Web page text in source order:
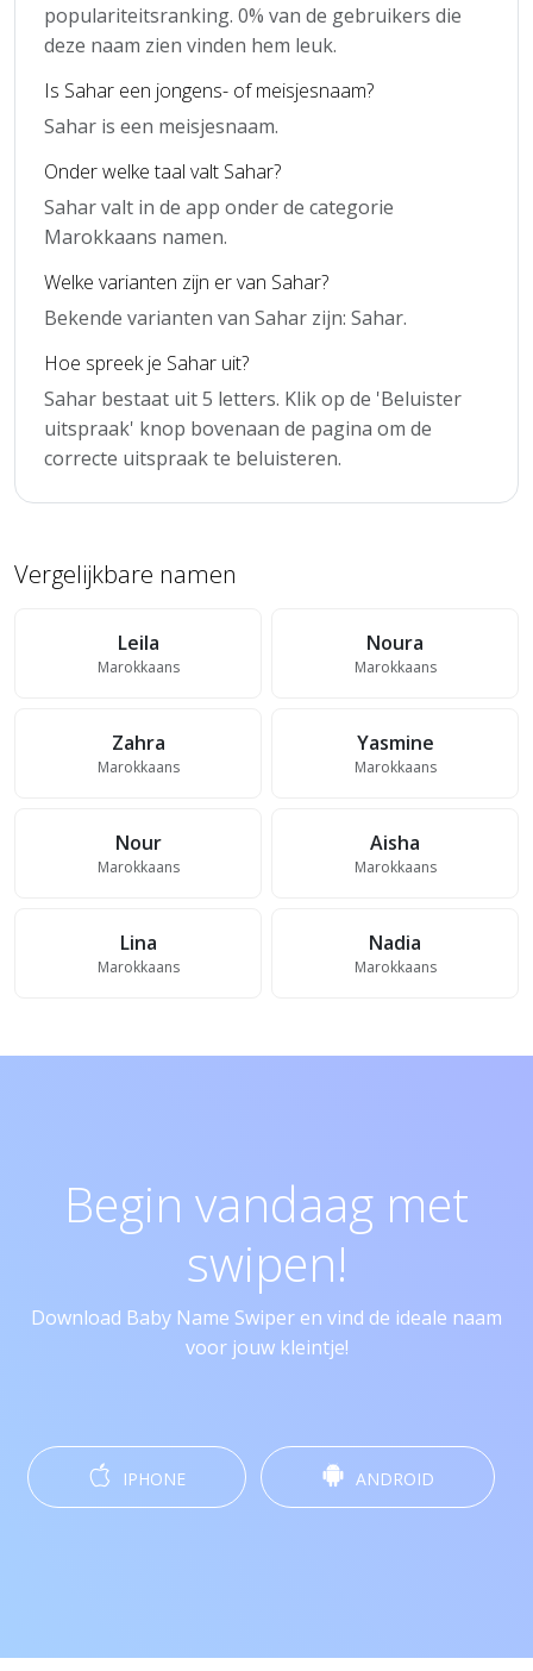
populariteitsranking. 0% van de gebruikers die
deze naam zien vinden hem leuk.
Is Sahar een jongens- of meisjesnaam?
Sahar is een meisjesnaam.
Onder welke taal valt Sahar?
Sahar valt in de app onder de categorie
Marokkaans namen.
Welke varianten zijn er van Sahar?
Bekende varianten van Sahar zijn: Sahar.
Hoe spreek je Sahar uit?
Sahar bestaat uit 5 letters. Klik op de 'Beluister
uitspraak' knop bovenaan de pagina om de
correcte uitspraak te beluisteren.
Vergelijkbare namen
Leila
Marokkaans
Noura
Marokkaans
Zahra
Marokkaans
Yasmine
Marokkaans
Nour
Marokkaans
Aisha
Marokkaans
Lina
Marokkaans
Nadia
Marokkaans
Begin vandaag met
swipen!
Download Baby Name Swiper en vind de ideale naam
voor jouw kleintje!
IPHONE ANDROID